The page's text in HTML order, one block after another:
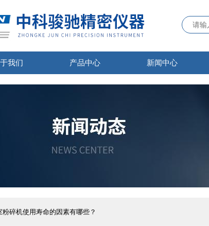
我们 产品中心 新闻中心
碎机使用寿命的因素有哪些？